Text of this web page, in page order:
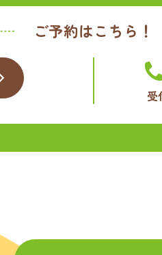
ご予約はこちら！
受